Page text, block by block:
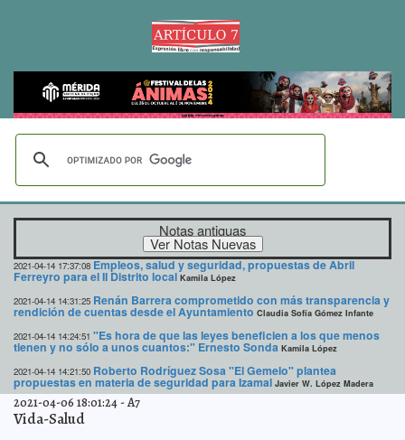
Notas antiguas
2021-04-14 17:37:08 Empleos, salud y seguridad, propuestas de Abril
Ferreyro para el II Distrito local Kamila López
2021-04-14 14:31:25 Renán Barrera comprometido con más transparencia y
rendición de cuentas desde el Ayuntamiento Claudia Sofía Gómez Infante
2021-04-14 14:24:51 "Es hora de que las leyes beneficien a los que menos
tienen y no sólo a unos cuantos:" Ernesto Sonda Kamila López
2021-04-14 14:21:50 Roberto Rodríguez Sosa "El Gemelo" plantea
propuestas en materia de seguridad para Izamal Javier W. López Madera
2021-04-13 20:55:51 Con propuestas concretas, Ramirez Marín arrasa en
foro de Canacintra
2021-04-06 18:01:24-A7
Vida-Salud